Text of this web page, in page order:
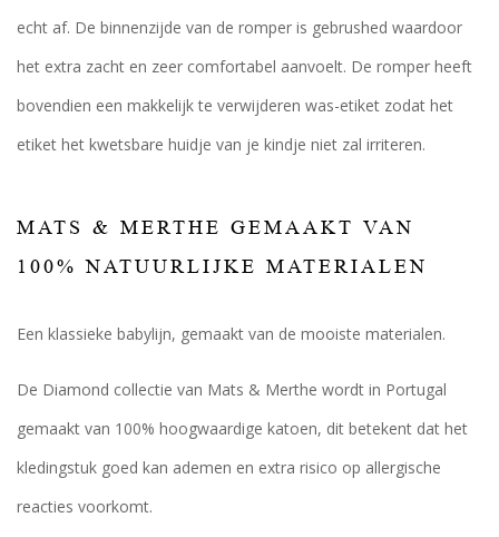
echt af. De binnenzijde van de romper is gebrushed waardoor
het extra zacht en zeer comfortabel aanvoelt. De romper heeft
bovendien een makkelijk te verwijderen was-etiket zodat het
etiket het kwetsbare huidje van je kindje niet zal irriteren.
MATS & MERTHE GEMAAKT VAN
100% NATUURLIJKE MATERIALEN
Een klassieke babylijn, gemaakt van de mooiste materialen.
De Diamond collectie van Mats & Merthe wordt in Portugal
gemaakt van 100% hoogwaardige katoen, dit betekent dat het
kledingstuk goed kan ademen en extra risico op allergische
reacties voorkomt.